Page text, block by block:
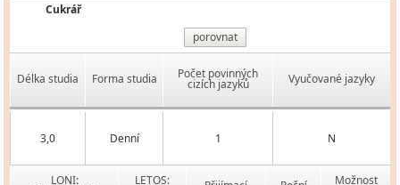
Cukrář
porovnat
Délka studia Forma studia Počet povinných
cizích jazyků Vyučované jazyky
3,0 Denní 1 N
LONI: LETOS: Možnost